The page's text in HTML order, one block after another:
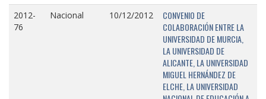
2012-
76
Nacional 10/12/2012
CONVENIO DE
COLABORACIÓN ENTRE LA
UNIVERSIDAD DE MURCIA,
LA UNIVERSIDAD DE
ALICANTE, LA UNIVERSIDAD
MIGUEL HERNÁNDEZ DE
ELCHE, LA UNIVERSIDAD